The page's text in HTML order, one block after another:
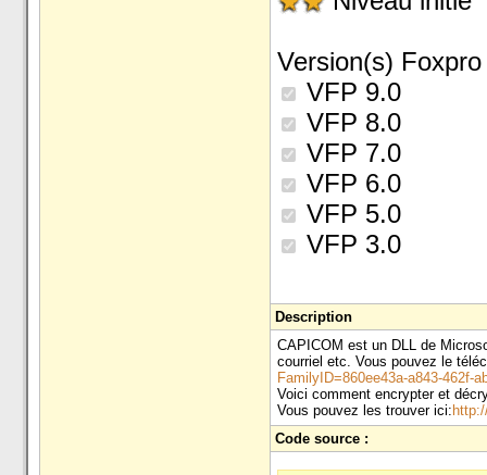
Version(s)
VFP 9.0
VFP 8.0
VFP 7.0
VFP 6.0
VFP 5.0
VFP 3.0
Description
CAPICOM est un DLL de
courriel etc. Vous pouvez le
FamilyID=860ee43a-a843-462f-
Voici comment encrypter et
Vous pouvez les trouver ici:
Code source :